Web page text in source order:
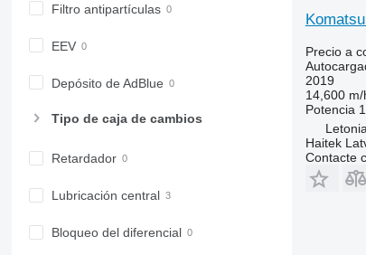
Filtro antipartículas
EEV
Depósito de AdBlue
Tipo de caja de cambios
Retardador
Lubricación central
Bloqueo del diferencial
Precio a
2019
14,600 m/
Potencia
Haitek
Contacte